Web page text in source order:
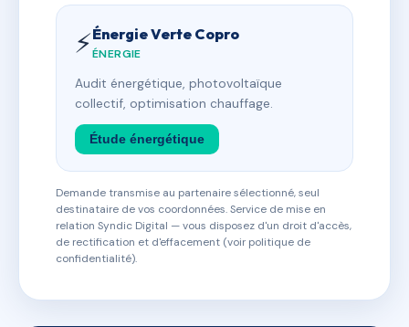
⚡Énergie Verte Copro
ÉNERGIE
Audit énergétique, photovoltaïque
collectif, optimisation chauffage.
Étude énergétique
Demande transmise au partenaire sélectionné, seul
destinataire de vos coordonnées. Service de mise en
relation Syndic Digital — vous disposez d'un droit d'accès,
de rectification et d'effacement (voir politique de
confidentialité).